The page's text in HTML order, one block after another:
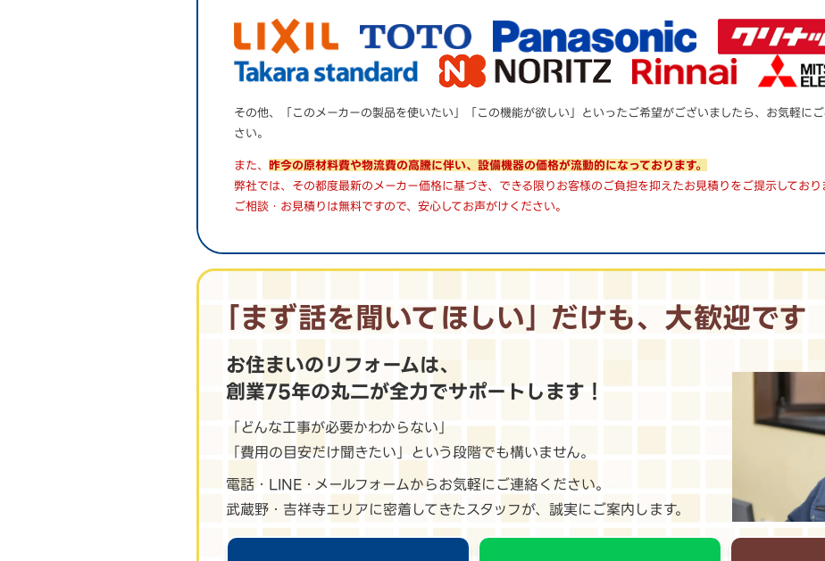
その他、「このメーカーの製品を使いたい」「この機能が欲しい」といったご希望がございましたら、お気軽に
さい。
また、
昨今の原材料費や物流費の高騰に伴い、設備機器の価格が流動的になっております。
弊社では、その都度最新のメーカー価格に基づき、できる限りお客様のご負担を抑えたお見積りをご提示しており
ご相談・お見積りは無料ですので、安心してお声がけください。
｢まず話を聞いてほしい｣ だけも、大歓迎です
お住まいのリフォームは、
創業75年の丸二が全力でサポートします！
「どんな工事が必要かわからない」
「費用の目安だけ聞きたい」という段階でも構いません。
電話・LINE・メールフォームからお気軽にご連絡ください。
武蔵野・吉祥寺エリアに密着してきたスタッフが、誠実にご案内します。